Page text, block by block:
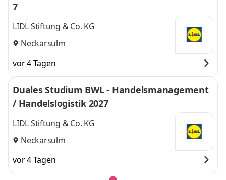
7
LIDL Stiftung & Co. KG
Neckarsulm
vor 4 Tagen
Duales Studium BWL - Handelsmanagement
/ Handelslogistik 2027
LIDL Stiftung & Co. KG
Neckarsulm
vor 4 Tagen